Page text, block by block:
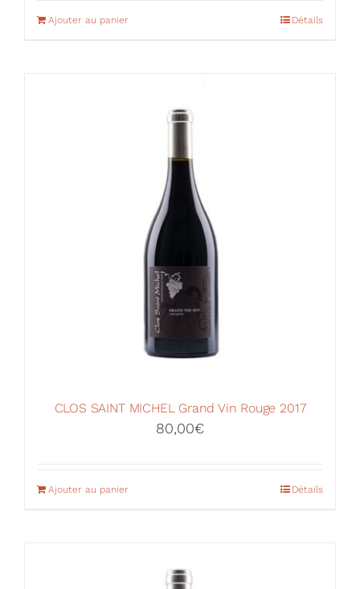
Ajouter au panier Détails
CLOS SAINT MICHEL Grand Vin Rouge 2017
80,00€
Ajouter au panier Détails